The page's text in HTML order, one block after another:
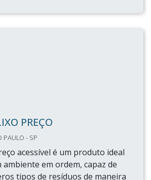
PREÇO
PAULO - SP
acessível é um produto ideal
em ordem, capaz de
tipos de resíduos de maneira